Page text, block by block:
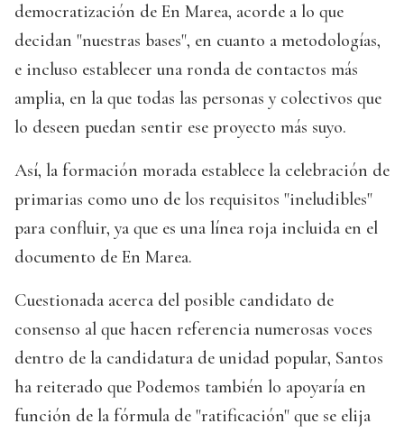
democratización de En Marea, acorde a lo que
decidan "nuestras bases", en cuanto a metodologías,
e incluso establecer una ronda de contactos más
amplia, en la que todas las personas y colectivos que
lo deseen puedan sentir ese proyecto más suyo.
Así, la formación morada establece la celebración de
primarias como uno de los requisitos "ineludibles"
para confluir, ya que es una línea roja incluida en el
documento de En Marea.
Cuestionada acerca del posible candidato de
consenso al que hacen referencia numerosas voces
dentro de la candidatura de unidad popular, Santos
ha reiterado que Podemos también lo apoyaría en
función de la fórmula de "ratificación" que se elija